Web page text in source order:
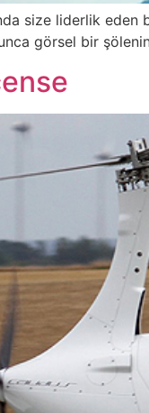
size liderlik
görsel bir şölenin